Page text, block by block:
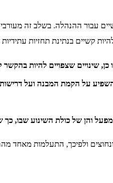
עבור ההנהלה. בשלב זה
קשיים בנתינת תחזיות
שינויים שצפויים להיות בהקשר
על הקמת המבנה ועל
והן של כולת השינוע שבו, כך
ולפיכך, התעלמות מאחד